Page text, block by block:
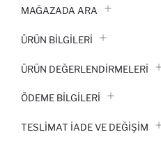
MAĞAZADA ARA
ÜRÜN BILGILERI
ÜRÜN DEĞERLENDİRMELERİ
ÖDEME BİLGİLERİ
TESLIMAT İADE VE DEĞIŞIM